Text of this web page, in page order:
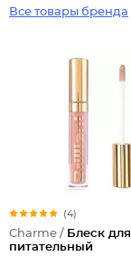
Все товары бренда
(4)
Charme / Блеск
питательный